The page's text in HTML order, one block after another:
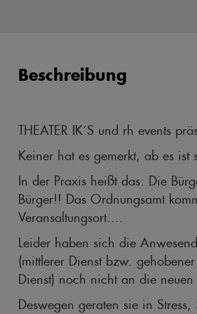
Beschreibung
THEATER IK´S und rh events
Keiner hat es gemerkt, ab es
In der Praxis heißt das: Die
Bürger!! Das Ordnungsamt
Veransaltungsort....
Leider haben sich die
(mittlerer Dienst bzw.
Dienst) noch nicht an die
Deswegen geraten sie in